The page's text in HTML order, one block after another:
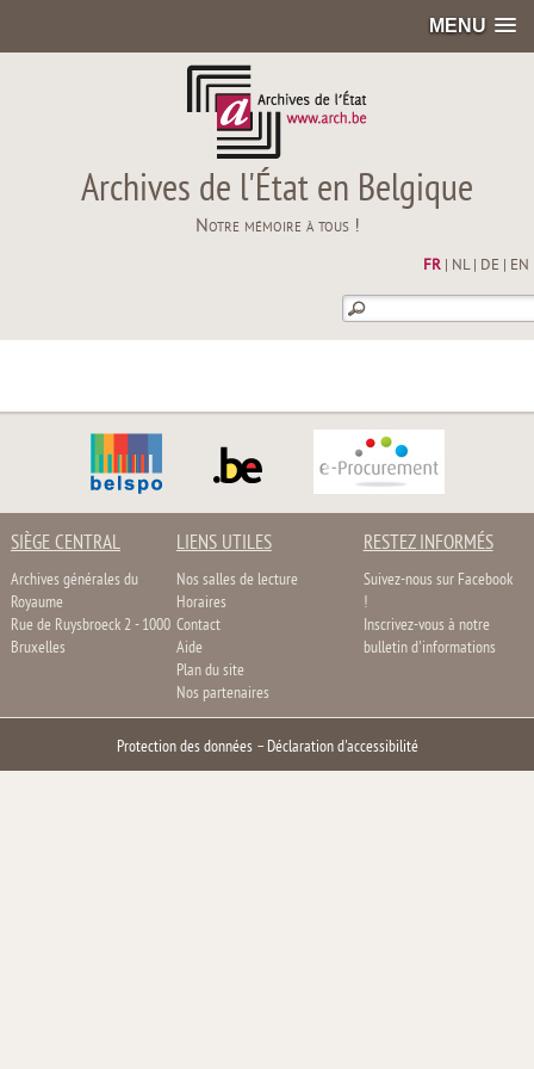
MENU
Archives de l'État en Belgique
Notre mémoire à tous !
FR| NL| DE EN
SIÈGE CENTRAL
Archives générales du
Royaume
Rue de Ruysbroeck 2 - 1000
Bruxelles
LIENS UTILES
Nos salles de lecture
Horaires
Contact
Aide
Plan du site
Nos partenaires
RESTEZ INFORMÉS
Suivez-nous sur Facebook
!
Inscrivez-vous à notre
bulletin d'informations
Protection des données– Déclaration d'accessibilité